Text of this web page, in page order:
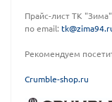
Прайс-лист ТК
по email:
Рекомендуем
Crumble-shop.ru